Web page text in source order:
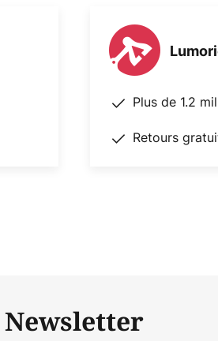
Plus de 1.2
Retours
Newsletter